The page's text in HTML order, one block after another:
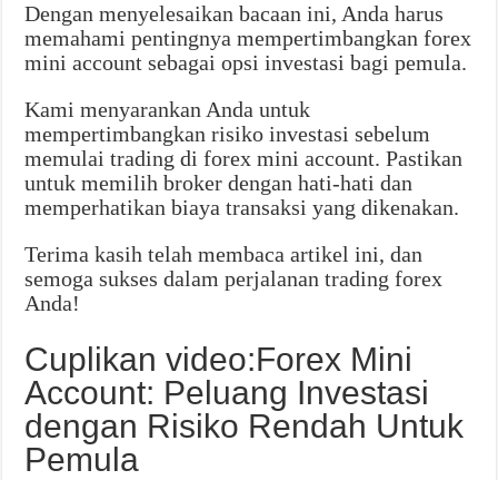
Dengan menyelesaikan bacaan ini, Anda harus
memahami pentingnya mempertimbangkan forex
mini account sebagai opsi investasi bagi pemula.
Kami menyarankan Anda untuk
mempertimbangkan risiko investasi sebelum
memulai trading di forex mini account. Pastikan
untuk memilih broker dengan hati-hati dan
memperhatikan biaya transaksi yang dikenakan.
Terima kasih telah membaca artikel ini, dan
semoga sukses dalam perjalanan trading forex
Anda!
Cuplikan video:Forex Mini
Account: Peluang Investasi
dengan Risiko Rendah Untuk
Pemula